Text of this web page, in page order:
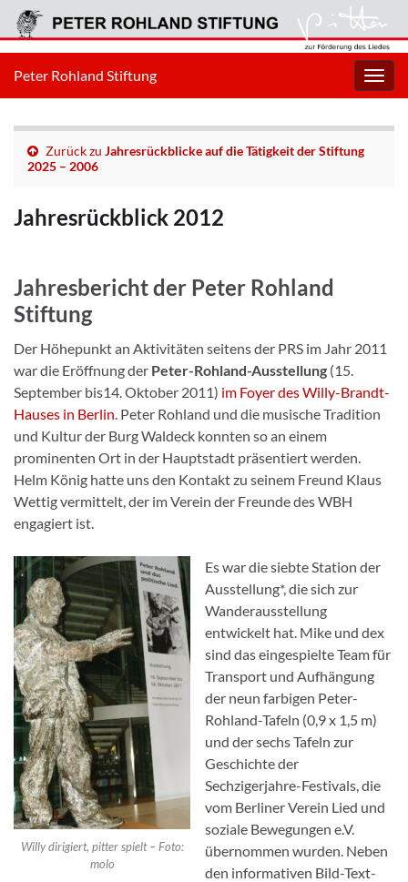
Peter Rohland Stiftung
Zurück zu Jahresrückblicke auf die Tätigkeit der Stiftung
2025 – 2006
Jahresrückblick 2012
Jahresbericht der Peter Rohland
Stiftung
Der Höhepunkt an Aktivitäten seitens der PRS im Jahr 2011
war die Eröffnung der Peter-Rohland-Ausstellung (15.
September bis14. Oktober 2011) im Foyer des Willy-Brandt-
Hauses in Berlin. Peter Rohland und die musische Tradition
und Kultur der Burg Waldeck konnten so an einem
prominenten Ort in der Hauptstadt präsentiert werden.
Helm König hatte uns den Kontakt zu seinem Freund Klaus
Wettig vermittelt, der im Verein der Freunde des WBH
engagiert ist.
Willy dirigiert, pitter spielt – Foto:
molo
Es war die siebte Station der
Ausstellung*, die sich zur
Wanderausstellung
entwickelt hat. Mike und dex
sind das eingespielte Team für
Transport und Aufhängung
der neun farbigen Peter-
Rohland-Tafeln (0,9 x 1,5 m)
und der sechs Tafeln zur
Geschichte der
Sechzigerjahre-Festivals, die
vom Berliner Verein Lied und
soziale Bewegungen e.V.
übernommen wurden. Neben
den informativen Bild-Text-